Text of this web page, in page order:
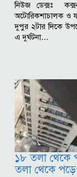
নিউজ ডেক্সঃ
অটোরিকশাচালক ও
দুপুর ২টার দিকে
এ দুর্ঘটনা…
১৮ তলা থেকে
তলা থেকে